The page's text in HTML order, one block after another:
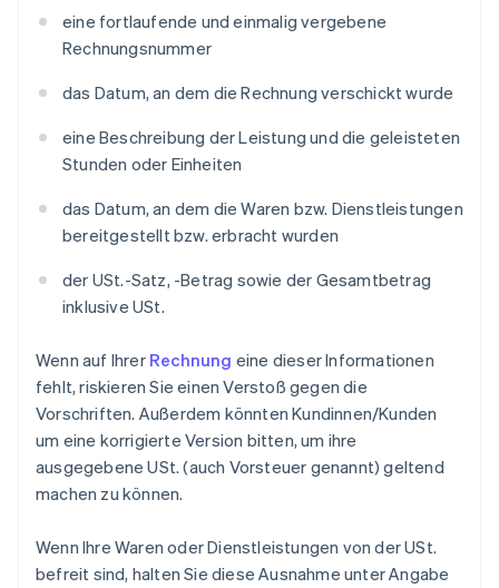
eine fortlaufende und einmalig vergebene
Rechnungsnummer
das Datum, an dem die Rechnung verschickt wurde
eine Beschreibung der Leistung und die geleisteten
Stunden oder Einheiten
das Datum, an dem die Waren bzw. Dienstleistungen
bereitgestellt bzw. erbracht wurden
der USt.-Satz, -Betrag sowie der Gesamtbetrag
inklusive USt.
Wenn auf Ihrer Rechnung eine dieser Informationen
fehlt, riskieren Sie einen Verstoß gegen die
Vorschriften. Außerdem könnten Kundinnen/Kunden
um eine korrigierte Version bitten, um ihre
ausgegebene USt. (auch Vorsteuer genannt) geltend
machen zu können.
Wenn Ihre Waren oder Dienstleistungen von der USt.
befreit sind, halten Sie diese Ausnahme unter Angabe